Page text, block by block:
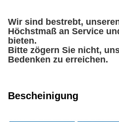
Wir sind bestrebt,
Höchstmaß an Service
bieten.
Bitte zögern Sie nicht,
Bedenken zu erreichen.
Bescheinigung